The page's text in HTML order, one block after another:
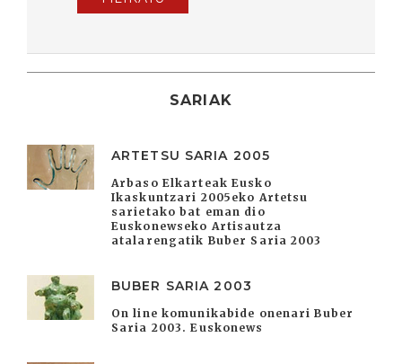
SARIAK
ARTETSU SARIA 2005
Arbaso Elkarteak Eusko
Ikaskuntzari 2005eko Artetsu
sarietako bat eman dio
Euskonewseko Artisautza
atalarengatik Buber Saria 2003
BUBER SARIA 2003
On line komunikabide onenari Buber
Saria 2003. Euskonews